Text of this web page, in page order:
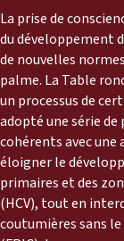
Support Us
Reports
Press
Training
Briefing
Legal
La prise de
du développement
de nouvelles
palme. La Table
un processus de
adopté une série
cohérents avec une
éloigner le
primaires et des
(HCV), tout en
coutumières sans